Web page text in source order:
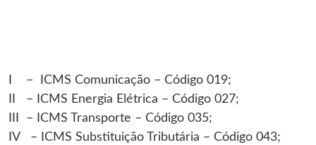
I – ICMS Comunicação – Código 019;
II – ICMS Energia Elétrica – Código 027;
III – ICMS Transporte – Código 035;
IV – ICMS Substituição Tributária – Código 043;